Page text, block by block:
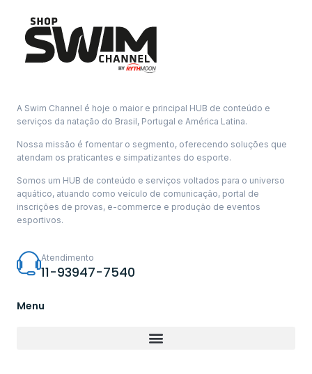
A Swim Channel é hoje o maior e principal HUB de conteúdo e
serviços da natação do Brasil, Portugal e América Latina.
Nossa missão é fomentar o segmento, oferecendo soluções que
atendam os praticantes e simpatizantes do esporte.
Somos um HUB de conteúdo e serviços voltados para o universo
aquático, atuando como veículo de comunicação, portal de
inscrições de provas, e-commerce e produção de eventos
esportivos.
Atendimento
11-93947-7540
Menu